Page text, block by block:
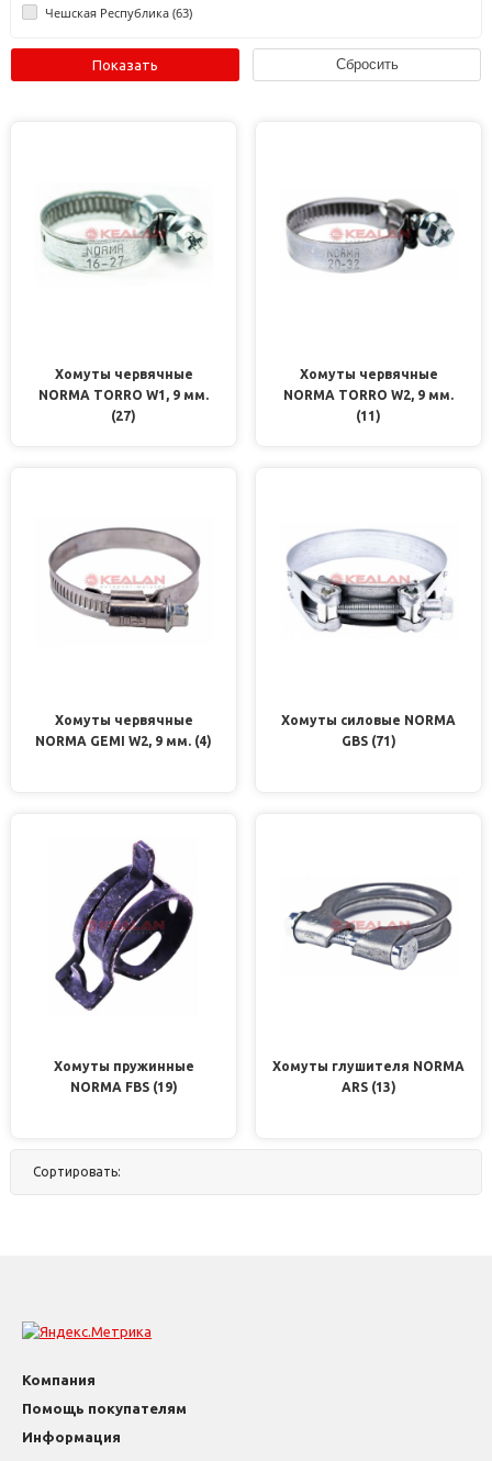
Чешская Республика (63)
Хомуты червячные
NORMA TORRO W1, 9 мм.
(27)
Хомуты червячные
NORMA TORRO W2, 9 мм.
(11)
Хомуты червячные
NORMA GEMI W2, 9 мм. (4)
Хомуты силовые NORMA
GBS (71)
Хомуты пружинные
NORMA FBS (19)
Хомуты глушителя NORMA
ARS (13)
Сортировать:
Компания
Помощь покупателям
Информация